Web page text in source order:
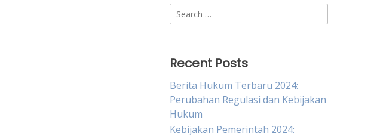
Search
for:
Recent Posts
Berita Hukum Terbaru 2024:
Perubahan Regulasi dan Kebijakan
Hukum
Kebijakan Pemerintah 2024: